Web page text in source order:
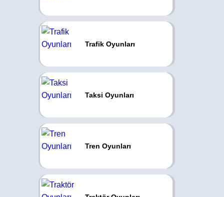
Trafik Oyunları
Taksi Oyunları
Tren Oyunları